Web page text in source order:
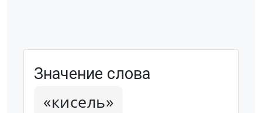
Значение слова
«кисель»